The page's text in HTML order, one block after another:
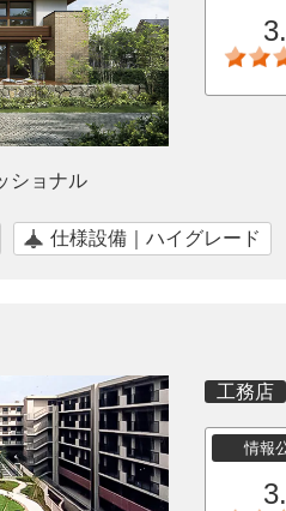
ショナル
仕様設備｜ハイグレード
工務店
情報